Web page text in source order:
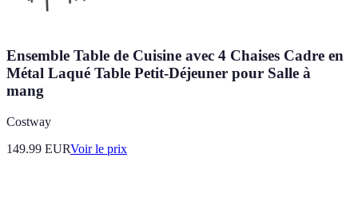
Ensemble Table de Cuisine avec 4 Chaises Cadre en
Métal Laqué Table Petit-Déjeuner pour Salle à
mang
Costway
149.99 EURVoir le prix